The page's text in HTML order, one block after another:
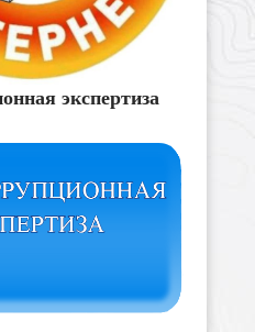
экспертиза